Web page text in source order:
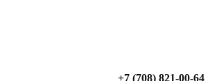
+7 (708) 821-00-64